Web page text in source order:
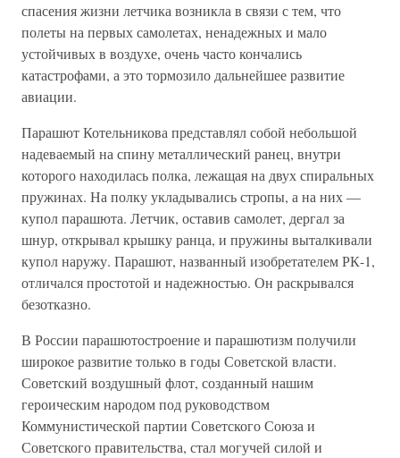
спасения жизни летчика возникла в связи с тем, что
полеты на первых самолетах, ненадежных и мало
устойчивых в воздухе, очень часто кончались
катастрофами, а это тормозило дальнейшее развитие
авиации.
Парашют Котельникова представлял собой небольшой
надеваемый на спину металлический ранец, внутри
которого находилась полка, лежащая на двух спиральных
пружинах. На полку укладывались стропы, а на них —
купол парашюта. Летчик, оставив самолет, дергал за
шнур, открывал крышку ранца, и пружины выталкивали
купол наружу. Парашют, названный изобретателем РК-1,
отличался простотой и надежностью. Он раскрывался
безотказно.
В России парашютостроение и парашютизм получили
широкое развитие только в годы Советской власти.
Советский воздушный флот, созданный нашим
героическим народом под руководством
Коммунистической партии Советского Союза и
Советского правительства, стал могучей силой и